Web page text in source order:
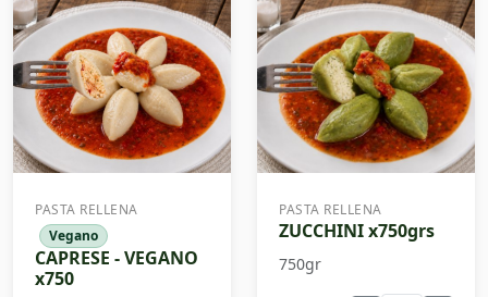
PASTA RELLENA
Vegano
CAPRESE - VEGANO
x750
PASTA RELLENA
ZUCCHINI x750grs
750gr